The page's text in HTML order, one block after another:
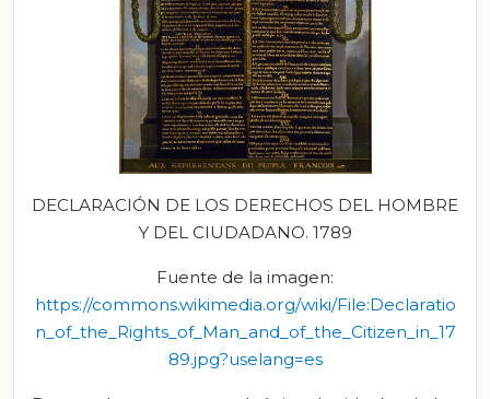
DECLARACIÓN DE LOS DERECHOS DEL HOMBRE
Y DEL CIUDADANO. 1789
Fuente de la imagen:
https://commons.wikimedia.org/wiki/File:Declaratio
n_of_the_Rights_of_Man_and_of_the_Citizen_in_17
89.jpg?uselang=es